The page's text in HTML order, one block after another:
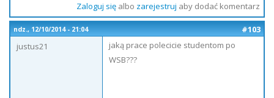
Zaloguj sięalbo zarejestruj aby dodać komentarz
ndz., 12/10/2014 - 21:04
#103
justus21
jaką prace polecicie studentom po
WSB???